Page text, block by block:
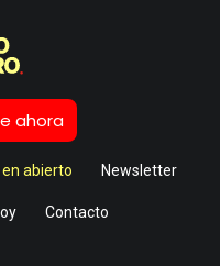
ahora
en abierto Newsletter
Contacto